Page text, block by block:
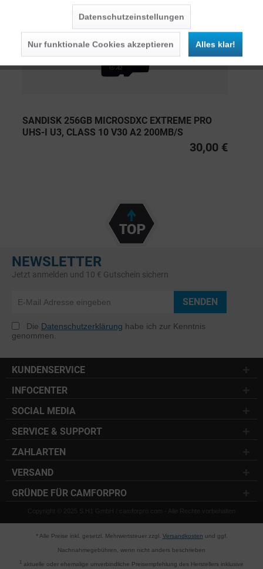
SANDISK 256GB MICROSDXC EXTREME PRO
UHS-I U3, CLASS 10 V30 A2 200MB/S
30,00 €
NEWSLETTER
Jetzt anmelden und 10 € Gutschein sichern
SENDEN
Die Datenschutzerklärung habe ich zur Kenntnis
genommen.
KUNDENSERVICE
INFOCENTER
SOCIAL MEDIA
SERVICE & SUPPORT
ZAHLARTEN
VERSAND
GRÜNDE FÜR CAMFORPRO
Copyright © 2025 S.H1 GmbH / camforpro.com - Alle Rechte vorbehalten
* Alle Preise inkl. gesetzl. Mehrwertsteuer zzgl. Versandkosten und ggf.
Nachnahmegebühren, wenn nicht anders beschrieben
aktuelle oder ehemalige unverbindliche Preisempfehlung des Herstellers inklusive
Datenschutzeinstellungen
Nur funktionale Cookies akzeptieren Alles klar!